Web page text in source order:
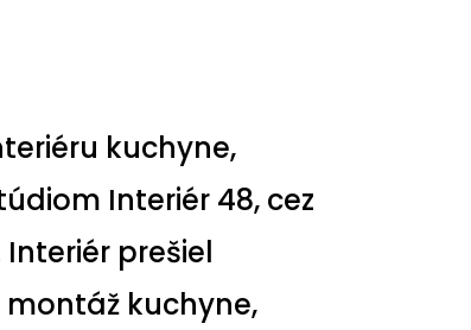
kuchyne,
Interiér 48, cez
prešiel
kuchyne,